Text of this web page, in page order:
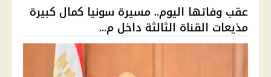
عقب وفاتها اليوم.. مسيرة سونيا كمال كبيرة
مذيعات القناة الثالثة داخل م...